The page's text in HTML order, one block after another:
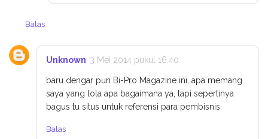
Balas
Unknown 3 Mei 2014 pukul 16.40
baru dengar pun Bi-Pro Magazine ini, apa memang
saya yang lola apa bagaimana ya, tapi sepertinya
bagus tu situs untuk referensi para pembisnis
Balas